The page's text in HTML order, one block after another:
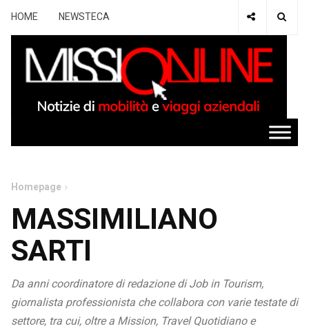
HOME NEWSTECA
Homepage
MASSIMILIANO
SARTI
Da anni coordinatore di redazione di Job in Tourism,
giornalista professionista che collabora con varie testate di
settore, tra cui, oltre a Mission, Travel Quotidiano e